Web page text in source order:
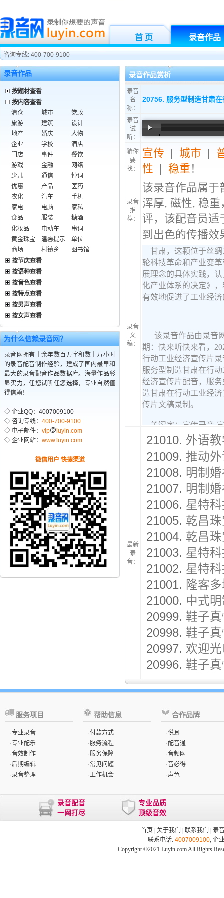
首 页 录音作品
咨询专线: 400-700-9100
录音作品
按题材查看
按内容查看
清仓
城市
党政
旅游
建筑
设计
地产
婚庆
人物
企业
学校
酒店
门店
事件
餐饮
游戏
金融
网络
少儿
通信
悼词
优惠
产品
医药
农化
汽车
手机
家电
电脑
家私
食品
服装
糖酒
化妆品
电动车
串词
黄金珠宝
温馨提示
单位
商场
村镇乡
图书馆
按节庆查看
按语种查看
按音色查看
按特点查看
按男声查看
按女声查看
为什么信赖录音网？
录音网拥有十余年数百万字和数十万小时
的录音配音制作经验，建成了国内最早和
最大的录音配音作品数据库。海量作品彰
显实力，任您试听任您选择，专业自然值
得信赖！
◇ 企业QQ：4007009100
◇ 咨询专线： 400-700-9100
◇ 电子邮件： vip
luyin.com
◇ 企业网站： www.luyin.com
微信用户 快捷渠道
录音作品赏析
录音
名
称：
20756. 服务型制造甘肃
录音
试
听：
猜你
要
找：
宣传 | 城市 |
性 | 稳重 ！
录音
推
荐：
该录音作品属于
浑厚, 磁性, 稳
评，该配音员适
到出色的传播效
录音
文
稿：
最新
录
音：
21010. 外语
21009. 推动
21008. 明制
21007. 明制
21006. 星特
21005. 乾昌
21004. 乾昌
21003. 星特
21002. 星特
21001. 隆客
21000. 中式
20999. 鞋子
20998. 鞋子
20997. 欢迎
20996. 鞋子
服务项目
·专业录音
·专业配乐
·音效制作
·后期编辑
·录音整理
帮助信息
·付款方式
·服务流程
·服务保障
·常见问题
·工作机会
合作品牌
·悦耳
·配音通
·音频网
·音必得
·声色
录音配音
一网打尽
专业品质
顶级音效
首页 关于我们 联系我们
录
联系电话: 4007009100, 企
Copyright ©2021 Luyin.com All Rights